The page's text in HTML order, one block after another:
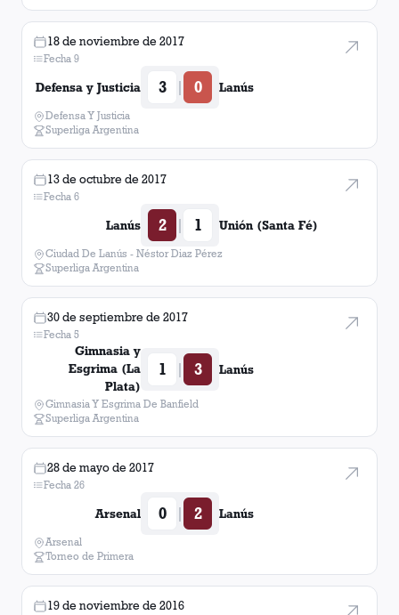
18 de noviembre de 2017
Fecha 9
Defensa y Justicia 3 | 0 Lanús
Defensa Y Justicia
Superliga Argentina
13 de octubre de 2017
Fecha 6
Lanús 2 | 1 Unión (Santa Fé)
Ciudad De Lanús - Néstor Diaz Pérez
Superliga Argentina
30 de septiembre de 2017
Fecha 5
Gimnasia y
Esgrima (La
Plata)
1 | 3 Lanús
Gimnasia Y Esgrima De Banfield
Superliga Argentina
28 de mayo de 2017
Fecha 26
Arsenal 0 | 2 Lanús
Arsenal
Torneo de Primera
19 de noviembre de 2016